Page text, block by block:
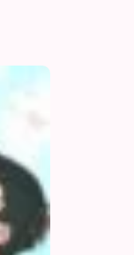
29/06/2026
29/06/2026
29/06/2026
28/06/2026